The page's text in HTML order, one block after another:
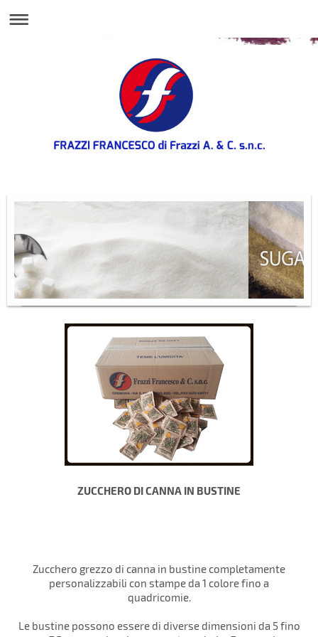
ZUCCHERO DI CANNA IN BUSTINE
Zucchero grezzo di canna in bustine completamente
personalizzabili con stampe da 1 colore fino a
quadricomie.
Le bustine possono essere di diverse dimensioni da 5 fino